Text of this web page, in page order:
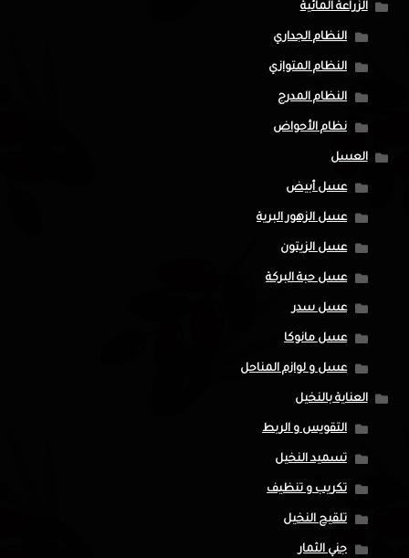
الزراعة المائية
النظام الجداري
النظام المتوازي
النظام المدرج
نظام الأحواض
العسل
عسل أبيض
عسل الزهور البرية
عسل الزيتون
عسل حبة البركة
عسل سدر
عسل مانوكا
عسل و لوازم المناحل
العناية بالنخيل
التقويس و الربط
تسميد النخيل
تكريب و تنظيف
تلقيح النخيل
جني الثمار